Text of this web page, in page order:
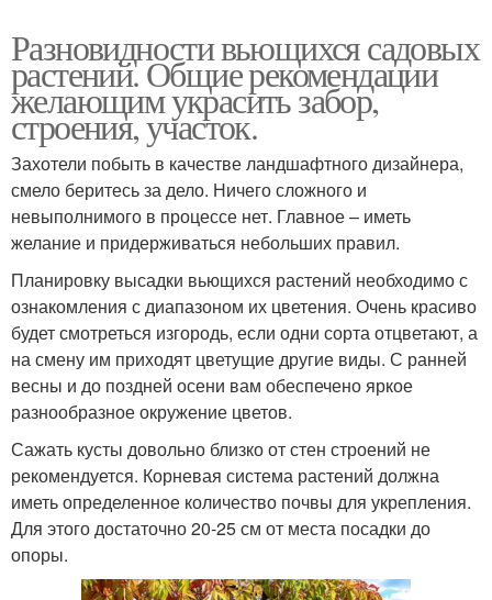
Разновидности вьющихся садовых
растений. Общие рекомендации
желающим украсить забор,
строения, участок.
Захотели побыть в качестве ландшафтного дизайнера,
смело беритесь за дело. Ничего сложного и
невыполнимого в процессе нет. Главное – иметь
желание и придерживаться небольших правил.
Планировку высадки вьющихся растений необходимо с
ознакомления с диапазоном их цветения. Очень красиво
будет смотреться изгородь, если одни сорта отцветают, а
на смену им приходят цветущие другие виды. С ранней
весны и до поздней осени вам обеспечено яркое
разнообразное окружение цветов.
Сажать кусты довольно близко от стен строений не
рекомендуется. Корневая система растений должна
иметь определенное количество почвы для укрепления.
Для этого достаточно 20-25 см от места посадки до
опоры.